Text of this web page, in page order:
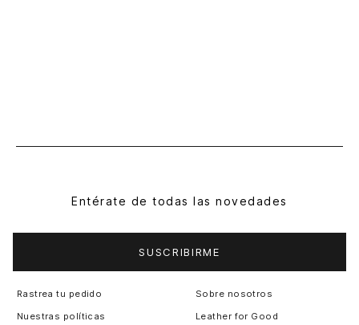
Entérate de todas las novedades
SUSCRIBIRME
Rastrea tu pedido
Nuestras políticas
Sobre nosotros
Leather for Good